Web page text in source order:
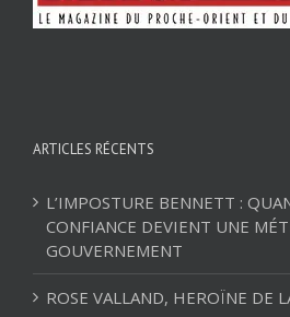
ARTICLES RÉCENTS
L’IMPOSTURE BENNETT :
CONFIANCE DEVIENT UNE
GOUVERNEMENT
ROSE VALLAND, HEROÏNE DE